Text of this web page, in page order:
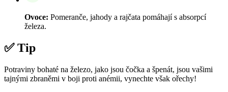
Ovoce: Pomeranče, jahody a rajčata pomáhají s absorpcí
železa.
✅ Tip
Potraviny bohaté na železo, jako jsou čočka a špenát, jsou vašimi
tajnými zbraněmi v boji proti anémii, vynechte však ořechy!